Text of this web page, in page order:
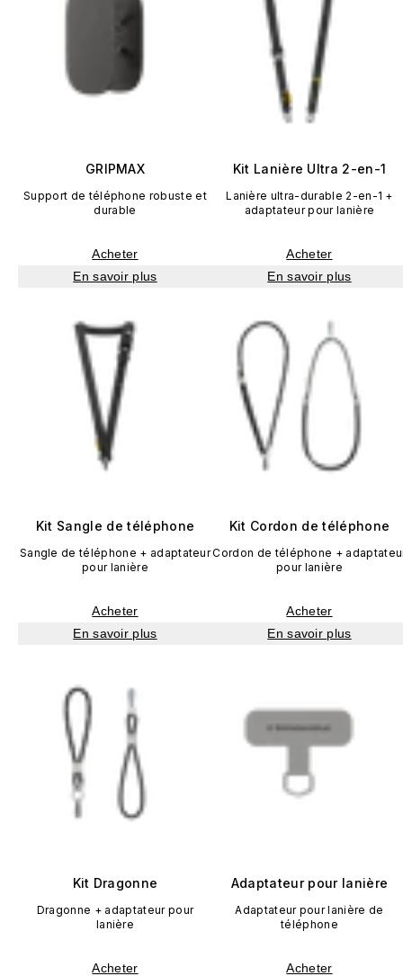
GRIPMAX
Support de téléphone robuste et
durable
Acheter
En savoir plus
Kit Lanière Ultra 2-en-1
Lanière ultra-durable 2-en-1 +
adaptateur pour lanière
Acheter
En savoir plus
Kit Sangle de téléphone
Sangle de téléphone + adaptateur
pour lanière
Acheter
En savoir plus
Kit Cordon de téléphone
Cordon de téléphone +
pour lanière
Acheter
En savoir plus
Kit Dragonne
Dragonne + adaptateur pour
lanière
Acheter
Adaptateur pour lanière
Adaptateur pour lanière de
téléphone
Acheter